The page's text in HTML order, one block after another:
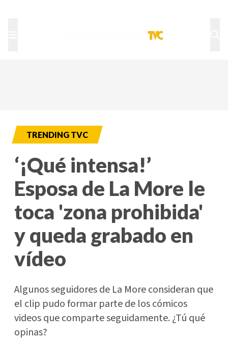
TRENDING TVC
‘¡Qué intensa!’
Esposa de La More le
toca 'zona prohibida'
y queda grabado en
vídeo
Algunos seguidores de La More consideran que
el clip pudo formar parte de los cómicos
videos que comparte seguidamente. ¿Tú qué
opinas?